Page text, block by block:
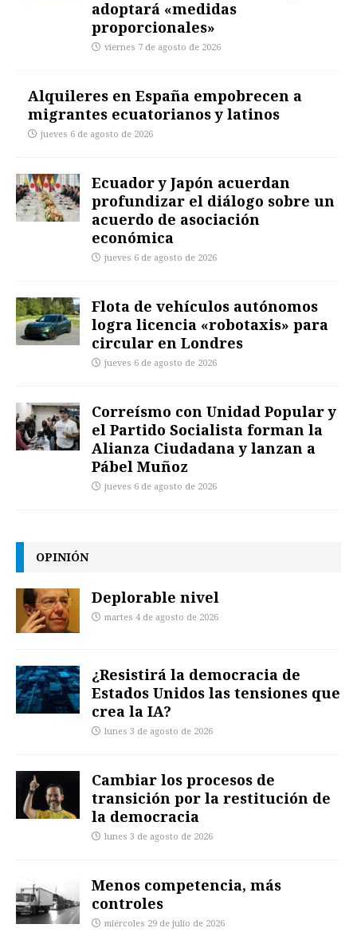
adoptará «medidas
proporcionales»
viernes 7 de agosto de 2026
Alquileres en España empobrecen a
migrantes ecuatorianos y latinos
jueves 6 de agosto de 2026
Ecuador y Japón acuerdan
profundizar el diálogo sobre un
acuerdo de asociación
económica
jueves 6 de agosto de 2026
Flota de vehículos autónomos
logra licencia «robotaxis» para
circular en Londres
jueves 6 de agosto de 2026
Correísmo con Unidad Popular y
el Partido Socialista forman la
Alianza Ciudadana y lanzan a
Pábel Muñoz
jueves 6 de agosto de 2026
OPINIÓN
Deplorable nivel
martes 4 de agosto de 2026
¿Resistirá la democracia de
Estados Unidos las tensiones que
crea la IA?
lunes 3 de agosto de 2026
Cambiar los procesos de
transición por la restitución de
la democracia
lunes 3 de agosto de 2026
Menos competencia, más
controles
miércoles 29 de julio de 2026